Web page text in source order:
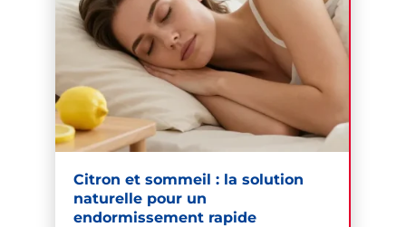
Citron et sommeil : la solution
naturelle pour un
endormissement rapide